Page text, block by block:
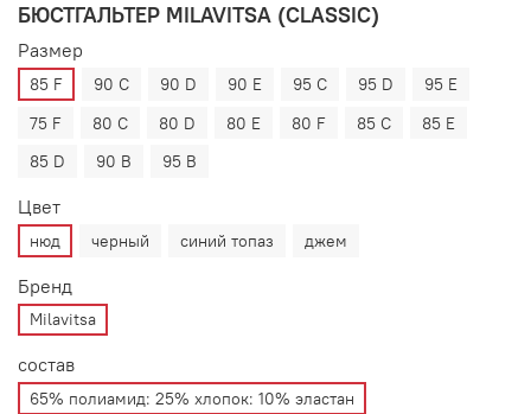
БЮСТГАЛЬТЕР MILAVITSA (CLASSIC)
Размер
85 F 90 C 90 D 90 E 95 C 95 D
95 E
75 F
80 C 80 D 80 E 80 F 85 C
85 E
85 D
90 B 95 B
Цвет
нюд черный синий топаз джем
Бренд
Milavitsa
состав
65% полиамид: 25% хлопок: 10% эластан